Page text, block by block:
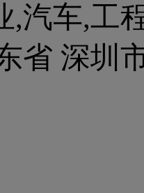
,汽车,工
省 深圳